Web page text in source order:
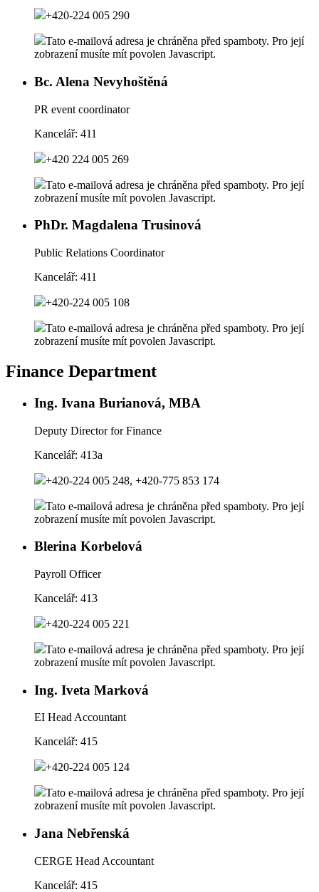
+420-224 005 290
Tato e-mailová adresa je chráněna před spamboty. Pro její
zobrazení musíte mít povolen Javascript.
Bc. Alena Nevyhoštěná
PR event coordinator
Kancelář: 411
+420 224 005 269
Tato e-mailová adresa je chráněna před spamboty. Pro její
zobrazení musíte mít povolen Javascript.
PhDr. Magdalena Trusinová
Public Relations Coordinator
Kancelář: 411
+420-224 005 108
Tato e-mailová adresa je chráněna před spamboty. Pro její
zobrazení musíte mít povolen Javascript.
Finance Department
Ing. Ivana Burianová, MBA
Deputy Director for Finance
Kancelář: 413a
+420-224 005 248, +420-775 853 174
Tato e-mailová adresa je chráněna před spamboty. Pro její
zobrazení musíte mít povolen Javascript.
Blerina Korbelová
Payroll Officer
Kancelář: 413
+420-224 005 221
Tato e-mailová adresa je chráněna před spamboty. Pro její
zobrazení musíte mít povolen Javascript.
Ing. Iveta Marková
EI Head Accountant
Kancelář: 415
+420-224 005 124
Tato e-mailová adresa je chráněna před spamboty. Pro její
zobrazení musíte mít povolen Javascript.
Jana Nebřenská
CERGE Head Accountant
Kancelář: 415